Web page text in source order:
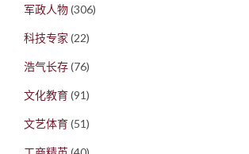
军政人物(306)
科技专家 (22)
浩气长存(76)
文化教育(91)
文艺体育(51)